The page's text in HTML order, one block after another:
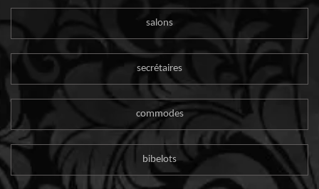
salons
secrétaires
commodes
bibelots